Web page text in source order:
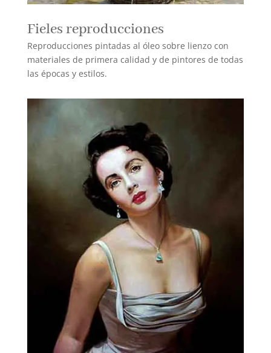
Fieles reproducciones
Reproducciones pintadas al óleo sobre lienzo con
materiales de primera calidad y de pintores de todas
las épocas y estilos.